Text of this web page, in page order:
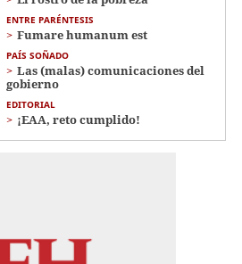
ENTRE PARÉNTESIS
Fumare humanum est
PAÍS SOÑADO
Las (malas) comunicaciones del
gobierno
EDITORIAL
¡EAA, reto cumplido!